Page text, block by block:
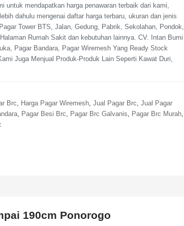
untuk mendapatkan harga penawaran terbaik dari kami,
dahulu mengenai daftar harga terbaru, ukuran dan jenis
Tower BTS, Jalan, Gedung, Pabrik, Sekolahan, Pondok,
Rumah Sakit dan kebutuhan lainnya. CV. Intan Bumi
Pagar Bandara, Pagar Wiremesh Yang Ready Stock
Juga Menjual Produk-Produk Lain Seperti Kawat Duri,
Brc, Harga Pagar Wiremesh, Jual Pagar Brc, Jual Pagar
, Pagar Besi Brc, Pagar Brc Galvanis, Pagar Brc Murah,
190cm Ponorogo